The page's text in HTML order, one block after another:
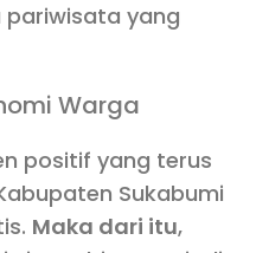
yang
Warga
positif yang terus
Sukabumi
Maka dari itu,